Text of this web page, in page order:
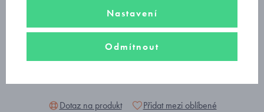
Dotaz na produkt
Přidat mezi oblíbené
Nastavení
Odmítnout